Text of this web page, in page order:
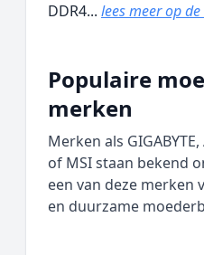
DDR4... lees meer op
Populaire
merken
Merken als
of MSI staan bekend
een van deze
en duurzame